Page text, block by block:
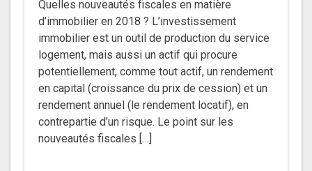
Quelles nouveautés fiscales en matière
d’immobilier en 2018 ? L’investissement
immobilier est un outil de production du service
logement, mais aussi un actif qui procure
potentiellement, comme tout actif, un rendement
en capital (croissance du prix de cession) et un
rendement annuel (le rendement locatif), en
contrepartie d’un risque. Le point sur les
nouveautés fiscales […]